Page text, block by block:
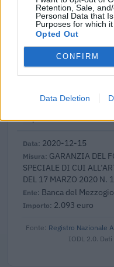
Retention, Sale,
Personal Data that
Purposes for which it
Opted Out
CONFIRM
Data Deletion
COVID-19 [con mo
agenzia delle
1.725 euro
2021-06-22
GARANZIA DEL
DEL 17 MARZO 2020 N. 18
Banca del
951 euro
2020-12-15
GARANZIA DEL
SPECIALE DI CUI
DEL 17 MARZO 2020 N.
Banca del
2.093 euro
Fonte: Registro Nazionale
IODL 2.0.